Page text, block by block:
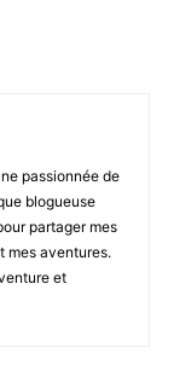
passionnée de
blogueuse
partager mes
mes aventures.
et